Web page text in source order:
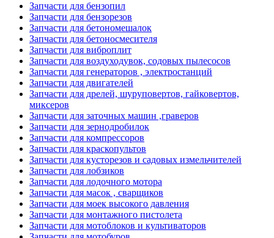
Запчасти для бензопил
Запчасти для бензорезов
Запчасти для бетономешалок
Запчасти для бетоносмесителя
Запчасти для виброплит
Запчасти для воздуходувок, содовых пылесосов
Запчасти для генераторов , электростанций
Запчасти для двигателей
Запчасти для дрелей, шуруповертов, гайковертов,
миксеров
Запчасти для заточных машин ,граверов
Запчасти для зернодробилок
Запчасти для компрессоров
Запчасти для краскопультов
Запчасти для кусторезов и садовых измельчителей
Запчасти для лобзиков
Запчасти для лодочного мотора
Запчасти для масок , сварщиков
Запчасти для моек высокого давления
Запчасти для монтажного пистолета
Запчасти для мотоблоков и культиваторов